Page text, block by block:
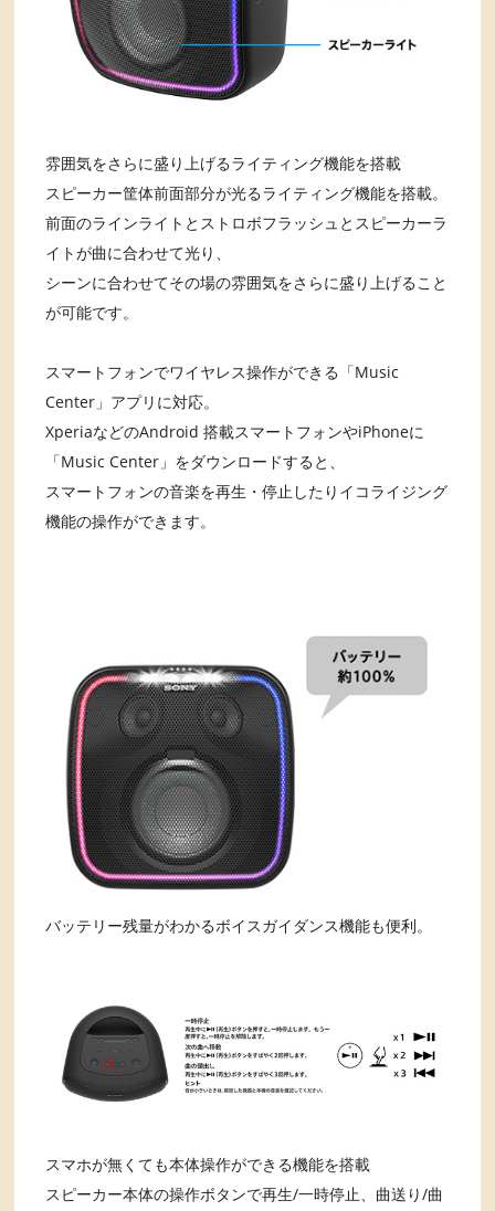
雰囲気をさらに盛り上げるライティング機能を搭載
スピーカー筐体前面部分が光るライティング機能を搭載。
前面のラインライトとストロボフラッシュとスピーカーラ
イトが曲に合わせて光り、
シーンに合わせてその場の雰囲気をさらに盛り上げること
が可能です。
スマートフォンでワイヤレス操作ができる「Music
Center」アプリに対応。
XperiaなどのAndroid 搭載スマートフォンやiPhoneに
「Music Center」をダウンロードすると、
スマートフォンの音楽を再生・停止したりイコライジング
機能の操作ができます。
バッテリー残量がわかるボイスガイダンス機能も便利。
スマホが無くても本体操作ができる機能を搭載
スピーカー本体の操作ボタンで再生/一時停止、曲送り/曲